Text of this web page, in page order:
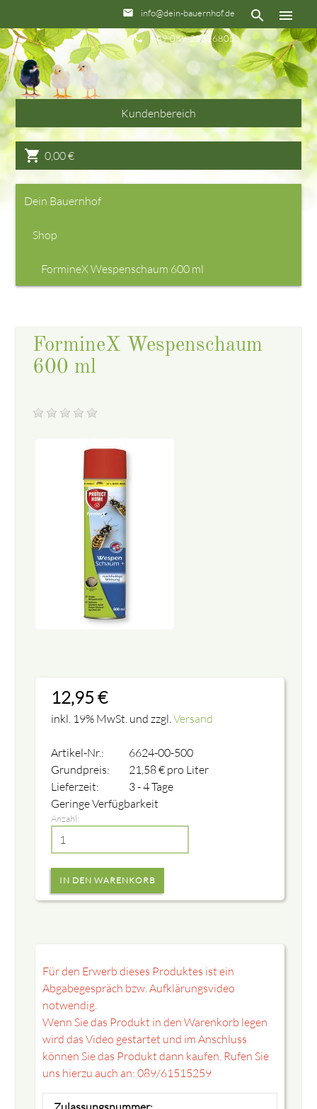
menu
search
email info@dein-bauernhof.de
phone +49 089-23516805
Kundenbereich
shopping_cart 0,00€
Dein Bauernhof
Shop
FormineX Wespenschaum 600 ml
FormineX Wespenschaum
600 ml
12,95 €
inkl. 19% MwSt. und zzgl. Versand
Artikel-Nr.:
6624-00-500
Grundpreis:
21,58€ pro Liter
Lieferzeit:
3 - 4 Tage
Geringe Verfügbarkeit
Anzahl:
Für den Erwerb dieses Produktes ist ein
Abgabegespräch bzw. Aufklärungsvideo
notwendig.
Wenn Sie das Produkt in den Warenkorb legen
wird das Video gestartet und im Anschluss
können Sie das Produkt dann kaufen. Rufen Sie
uns hierzu auch an: 089/61515259